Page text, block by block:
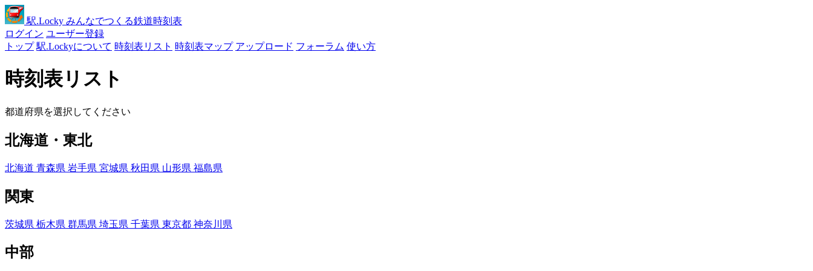
駅.Locky みんなでつくる鉄道時刻表
ログイン ユーザー登録
トップ 駅.Lockyについて 時刻表リスト 時刻表マップ アップロード フォーラム 使い方
時刻表リスト
都道府県を選択してください
北海道・東北
北海道 青森県 岩手県 宮城県 秋田県 山形県 福島県
関東
茨城県 栃木県 群馬県 埼玉県 千葉県 東京都 神奈川県
中部